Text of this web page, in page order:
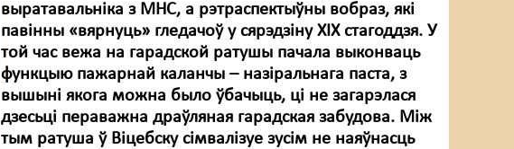
выратавальніка з МНС, а рэтраспектыўны вобраз, які
павінны «вярнуць» гледачоў у сярэдзіну ХІХ стагоддзя. У
той час вежа на гарадской ратушы пачала выконваць
функцыю пажарнай каланчы – назіральнага паста, з
вышыні якога можна было ўбачыць, ці не загарэлася
дзесьці пераважна драўляная гарадская забудова. Між
тым ратуша ў Віцебску сімвалізуе зусім не наяўнасць